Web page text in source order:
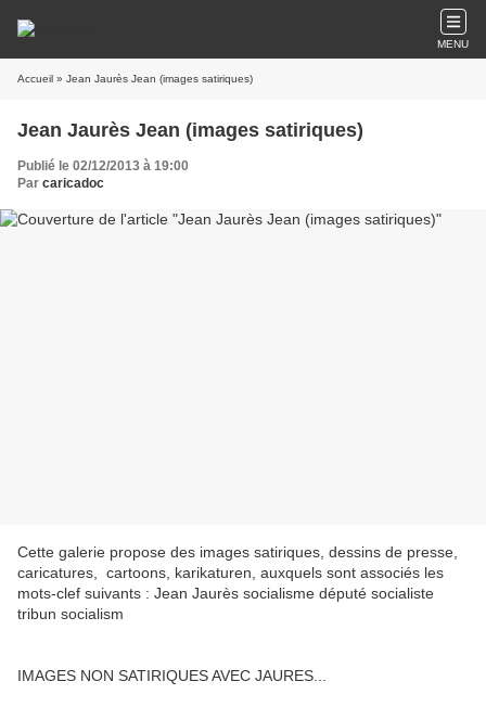
MENU
Accueil » Jean Jaurès Jean (images satiriques)
Jean Jaurès Jean (images satiriques)
Publié le 02/12/2013 à 19:00
Par caricadoc
Cette galerie propose des images satiriques, dessins de presse,
caricatures, cartoons, karikaturen, auxquels sont associés les
mots-clef suivants : Jean Jaurès socialisme député socialiste
tribun socialism
IMAGES NON SATIRIQUES AVEC JAURES...